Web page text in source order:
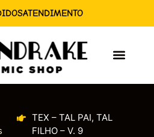
ATENDIMENTO
TEX – TAL PAI, TAL
FILHO – V. 9